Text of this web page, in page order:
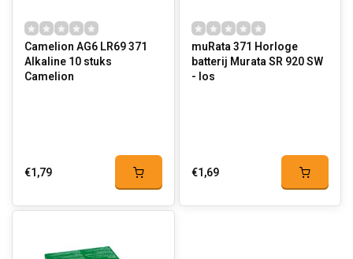
Camelion AG6 LR69 371
Alkaline 10 stuks
Camelion
€1,79
muRata 371 Horloge
batterij Murata SR 920 SW
- los
€1,69